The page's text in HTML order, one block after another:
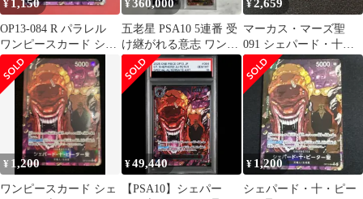
¥ 1,150
OP13-084 R パラレル
ワンピースカード シェ
パード・十・ピーター
聖
¥360,000
五老星 PSA10 5連番 受
け継がれる意志 ワンピ
ースカード ONEPIECE
¥2,659
マーカス・マーズ聖
091 シェパード・十・
ピーター聖 084 パラレ
ル
¥ 1,200
ワンピースカード シェ
¥49,440
【PSA10】シェパー
¥ 1,200
シェパード・十・ピー